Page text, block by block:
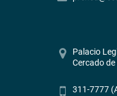
Palacio
Cercado de
311-7777